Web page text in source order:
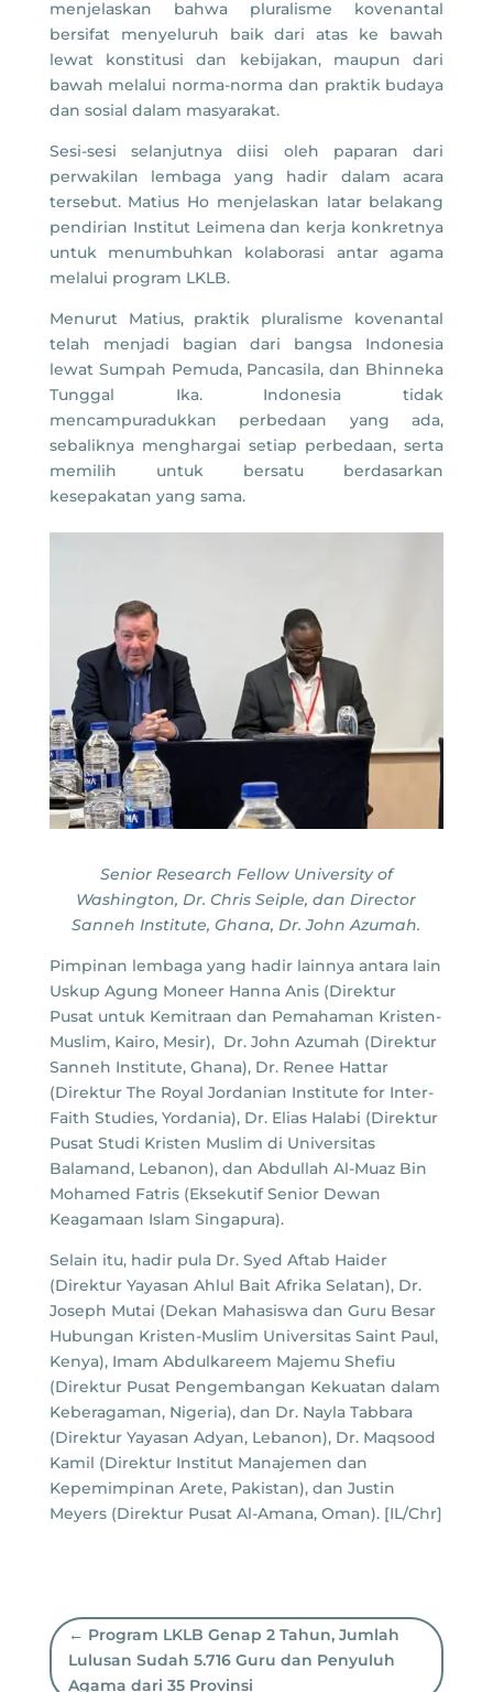
menjelaskan bahwa pluralisme kovenantal
bersifat menyeluruh baik dari atas ke bawah
lewat konstitusi dan kebijakan, maupun dari
bawah melalui norma-norma dan praktik budaya
dan sosial dalam masyarakat.
Sesi-sesi selanjutnya diisi oleh paparan dari
perwakilan lembaga yang hadir dalam acara
tersebut. Matius Ho menjelaskan latar belakang
pendirian Institut Leimena dan kerja konkretnya
untuk menumbuhkan kolaborasi antar agama
melalui program LKLB.
Menurut Matius, praktik pluralisme kovenantal
telah menjadi bagian dari bangsa Indonesia
lewat Sumpah Pemuda, Pancasila, dan Bhinneka
Tunggal Ika. Indonesia tidak
mencampuradukkan perbedaan yang ada,
sebaliknya menghargai setiap perbedaan, serta
memilih untuk bersatu berdasarkan
kesepakatan yang sama.
Senior Research Fellow University of
Washington, Dr. Chris Seiple, dan Director
Sanneh Institute, Ghana, Dr. John Azumah.
Pimpinan lembaga yang hadir lainnya antara lain
Uskup Agung Moneer Hanna Anis (Direktur
Pusat untuk Kemitraan dan Pemahaman Kristen-
Muslim, Kairo, Mesir), Dr. John Azumah (Direktur
Sanneh Institute, Ghana), Dr. Renee Hattar
(Direktur The Royal Jordanian Institute for Inter-
Faith Studies, Yordania), Dr. Elias Halabi (Direktur
Pusat Studi Kristen Muslim di Universitas
Balamand, Lebanon), dan Abdullah Al-Muaz Bin
Mohamed Fatris (Eksekutif Senior Dewan
Keagamaan Islam Singapura).
Selain itu, hadir pula Dr. Syed Aftab Haider
(Direktur Yayasan Ahlul Bait Afrika Selatan), Dr.
Joseph Mutai (Dekan Mahasiswa dan Guru Besar
Hubungan Kristen-Muslim Universitas Saint Paul,
Kenya), Imam Abdulkareem Majemu Shefiu
(Direktur Pusat Pengembangan Kekuatan dalam
Keberagaman, Nigeria), dan Dr. Nayla Tabbara
(Direktur Yayasan Adyan, Lebanon), Dr. Maqsood
Kamil (Direktur Institut Manajemen dan
Kepemimpinan Arete, Pakistan), dan Justin
Meyers (Direktur Pusat Al-Amana, Oman). [IL/Chr]
← Program LKLB Genap 2 Tahun, Jumlah
Lulusan Sudah 5.716 Guru dan Penyuluh
Agama dari 35 Provinsi